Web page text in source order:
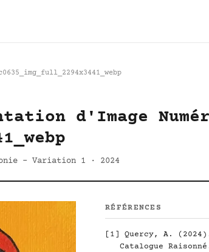
d'Image
- Variation 1 · 2024
RÉFÉRENCES
[1]
Quercy, A.
Catalogue